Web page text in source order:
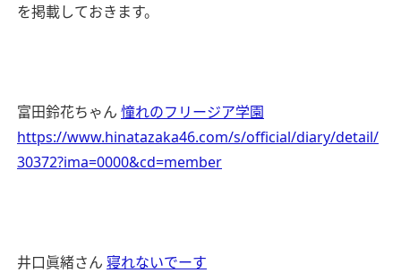
を掲載しておきます。
富田鈴花ちゃん 憧れのフリージア学園
https://www.hinatazaka46.com/s/official/diary/detail/
30372?ima=0000&cd=member
井口眞緒さん 寝れないでーす